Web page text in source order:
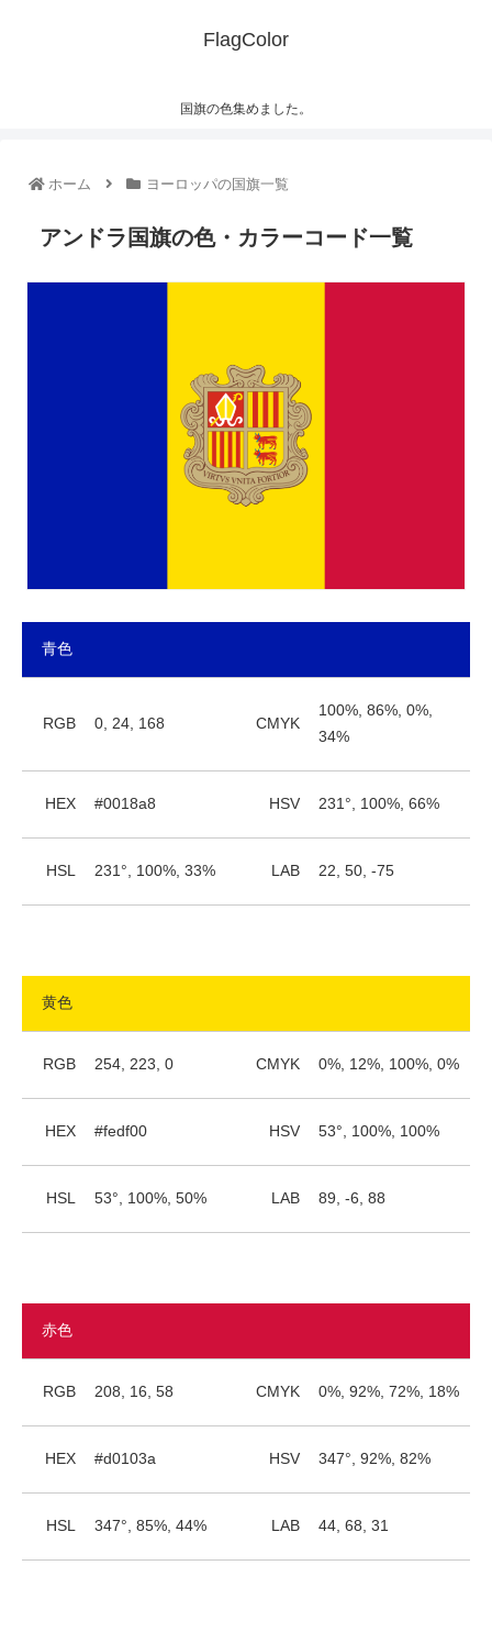
FlagColor
国旗の色集めました。
ホーム ヨーロッパの国旗一覧
アンドラ国旗の色・カラーコード一覧
青色
RGB 0, 24, 168 CMYK
100%, 86%, 0%,
34%
HEX #0018a8 HSV 231°, 100%, 66%
HSL 231°, 100%, 33% LAB 22, 50, -75
黄色
RGB 254, 223, 0 CMYK 0%, 12%, 100%, 0%
HEX #fedf00 HSV 53°, 100%, 100%
HSL 53°, 100%, 50% LAB 89, -6, 88
赤色
RGB 208, 16, 58 CMYK 0%, 92%, 72%, 18%
HEX #d0103a HSV 347°, 92%, 82%
HSL 347°, 85%, 44% LAB 44, 68, 31